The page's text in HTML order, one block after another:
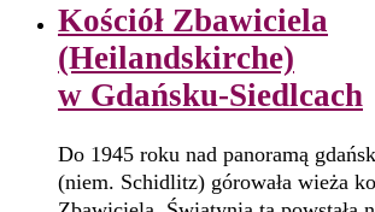
Kościół Zbawiciela
(Heilandskirche)
w Gdańsku-Siedlcach
Do 1945 roku nad panoramą
(niem. Schidlitz) górowała wieża